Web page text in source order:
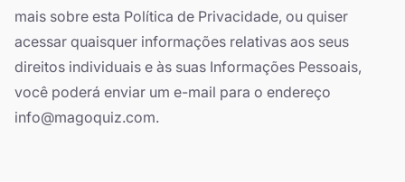
mais sobre esta Política de Privacidade, ou quiser
acessar quaisquer informações relativas aos seus
direitos individuais e às suas Informações Pessoais,
você poderá enviar um e-mail para o endereço
info@magoquiz.com.